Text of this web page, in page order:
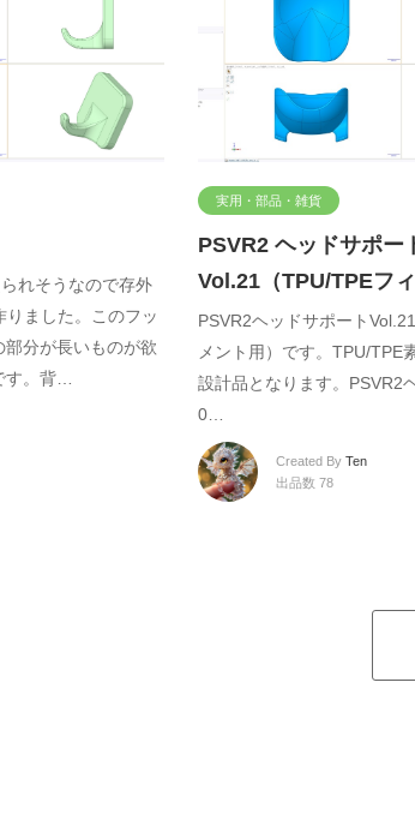
れそうなので存外
ました。このフッ
分が長いものが欲
す。背…
実用・部品・雑貨
PSVR2 ヘッドサポー
Vol.21（TPU/TPEフィ
PSVR2ヘッドサポート
メント用）です。TPU/TPE
設計品となります。PSVR2
0…
Created By Ten
出品数 78